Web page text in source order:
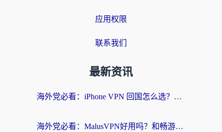
应用权限
联系我们
最新资讯
海外党必看：iPhone VPN 回国怎么选？一篇搞定无缝访问国内资源
海外党必看：MalusVPN好用吗？和畅游VPN对比哪个回国效果更好？附穿梭飞鱼神龟真实体验